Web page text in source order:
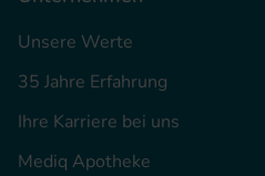
Unsere Werte
35 Jahre Erfahrung
Ihre Karriere bei uns
Mediq Apotheke